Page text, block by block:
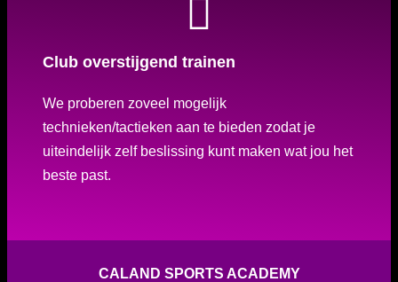
Club overstijgend trainen
We proberen zoveel mogelijk
technieken/tactieken aan te bieden zodat je
uiteindelijk zelf beslissing kunt maken wat jou het
beste past.
CALAND SPORTS ACADEMY